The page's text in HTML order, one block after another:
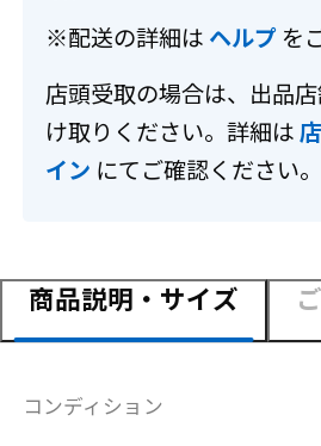
※配送の詳細は ヘルプ を
店頭受取の場合は、出品
け取りください。詳細は
イン にてご確認ください。
商品説明・サイズ
コンディション